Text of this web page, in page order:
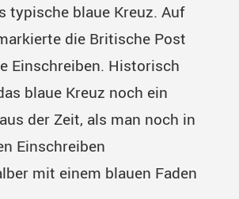
typische blaue Kreuz. Auf
die Britische Post
Einschreiben. Historisch
blaue Kreuz noch ein
der Zeit, als man noch in
Einschreiben
mit einem blauen Faden